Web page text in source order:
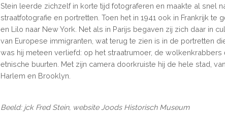
Stein leerde zichzelf in korte tijd fotograferen en maakte al snel
straatfotografie en portretten. Toen het in 1941 ook in Frankrijk te
en Lilo naar New York. Net als in Parijs begaven zij zich daar in
van Europese immigranten, wat terug te zien is in de portretten
was hij meteen verliefd: op het straatrumoer, de
etnische buurten. Met zijn camera doorkruiste hij de hele stad,
Harlem en Brooklyn.
Beeld: jck Fred Stein, website Joods Historisch Museum